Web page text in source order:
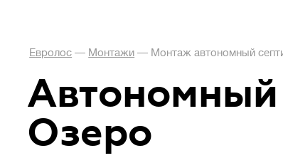
Евролос — Монтажи — Монтаж автономный
Автономный
Озеро